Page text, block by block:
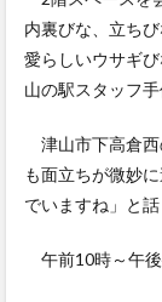
内裏びな、立ち
愛らしいウサギ
山の駅スタッフ
津山市下高倉西
も面立ちが微妙
でいますね」と話
午前10時～午後